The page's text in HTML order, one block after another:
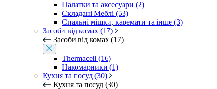
Палатки та аксесуари (2)
Складані Меблі (53)
Спальні мішки, каремати та інше (3)
Засоби від комах (17)
Засоби від комах (17)
Thermacell (16)
Накомарники (1)
Кухня та посуд (30)
Кухня та посуд (30)